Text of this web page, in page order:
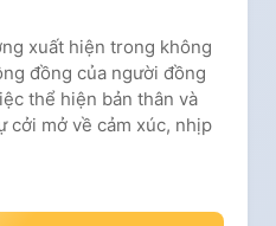
xuất hiện trong không
đồng của người đồng
thể hiện bản thân và
cởi mở về cảm xúc, nhịp